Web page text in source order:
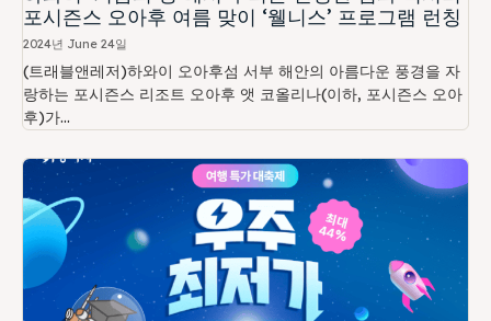
포시즌스 오아후 여름 맞이 ‘웰니스’ 프로그램 런칭
2024년 June 24일
(트래블앤레저)하와이 오아후섬 서부 해안의 아름다운 풍경을 자
랑하는 포시즌스 리조트 오아후 앳 코올리나(이하, 포시즌스 오아
후)가...